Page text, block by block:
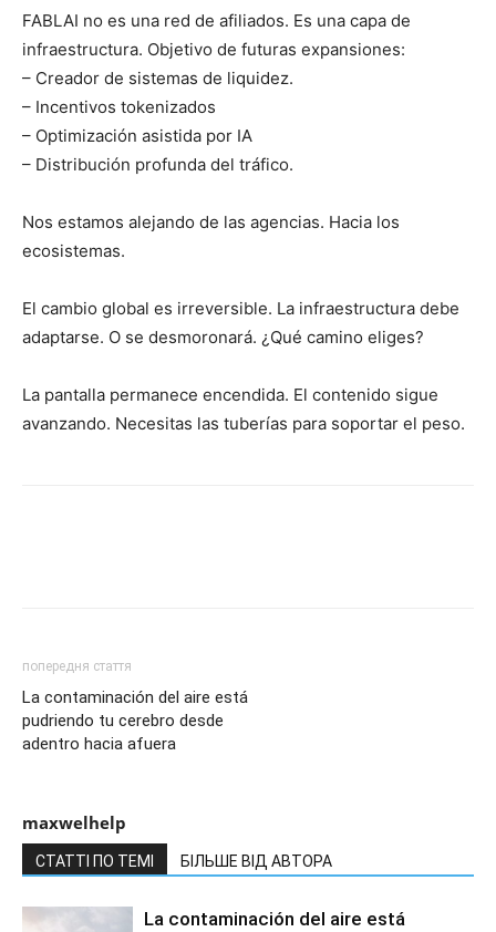
FABLAI no es una red de afiliados. Es una capa de
infraestructura. Objetivo de futuras expansiones:
– Creador de sistemas de liquidez.
– Incentivos tokenizados
– Optimización asistida por IA
– Distribución profunda del tráfico.
Nos estamos alejando de las agencias. Hacia los
ecosistemas.
El cambio global es irreversible. La infraestructura debe
adaptarse. O se desmoronará. ¿Qué camino eliges?
La pantalla permanece encendida. El contenido sigue
avanzando. Necesitas las tuberías para soportar el peso.
попередня стаття
La contaminación del aire está
pudriendo tu cerebro desde
adentro hacia afuera
maxwelhelp
СТАТТІ ПО ТЕМІ БІЛЬШЕ ВІД АВТОРА
La contaminación del aire está